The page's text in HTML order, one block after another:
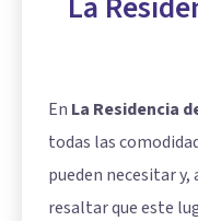
En La Residencia
todas las
pueden necesitar
resaltar que este